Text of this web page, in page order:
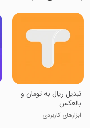
تبدیل ریال به تومان و
بالعکس
ابزارهای کاربردی